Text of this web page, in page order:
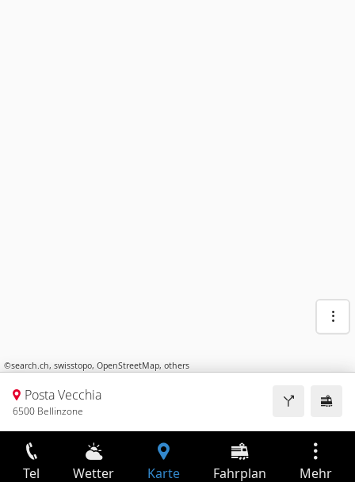
©search.ch, swisstopo, OpenStreetMap, others
Posta Vecchia
6500 Bellinzone
Tel Wetter Karte Fahrplan Mehr